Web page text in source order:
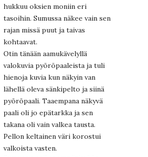
hukkuu oksien moniin eri
tasoihin. Sumussa näkee vain sen
rajan missä puut ja taivas
kohtaavat.
Otin tänään aamukävelyllä
valokuvia pyöröpaaleista ja tuli
hienoja kuvia kun näkyin van
lähellä oleva sänkipelto ja siinä
pyöröpaali. Taaempana näkyvä
paali oli jo epätarkka ja sen
takana oli vain valkea tausta.
Pellon keltainen väri korostui
valkoista vasten.